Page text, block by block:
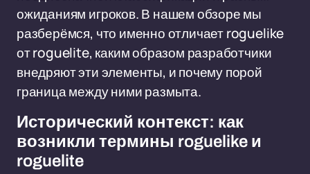
ожиданиям игроков. В нашем обзоре мы
разберёмся, что именно отличает roguelike
от roguelite, каким образом разработчики
внедряют эти элементы, и почему порой
граница между ними размыта.
Исторический контекст: как
возникли термины roguelike и
roguelite